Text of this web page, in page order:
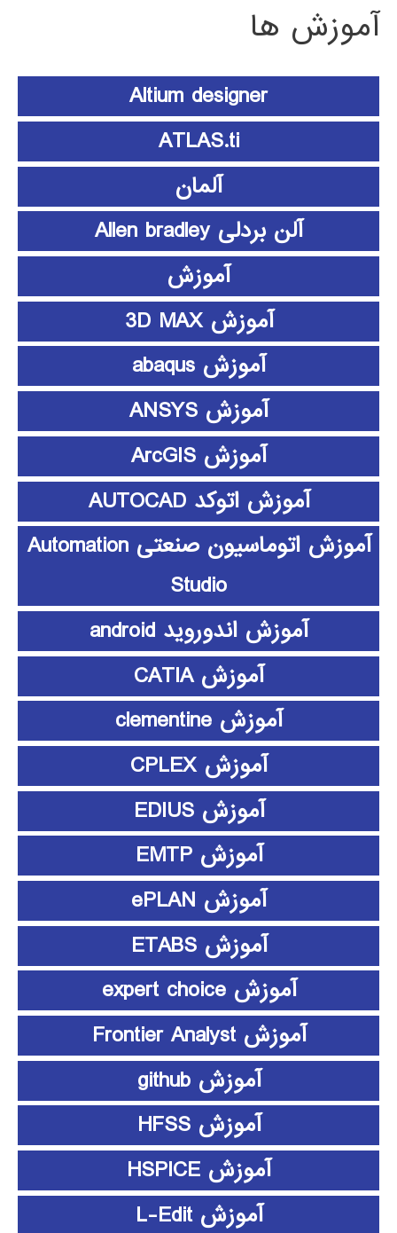
آموزش ها
Altium designer
ATLAS.ti
آلمان
آلن بردلی Allen bradley
آموزش
آموزش 3D MAX
آموزش abaqus
آموزش ANSYS
آموزش ArcGIS
آموزش اتوکد AUTOCAD
آموزش اتوماسیون صنعتی Automation
Studio
آموزش اندوروید android
آموزش CATIA
آموزش clementine
آموزش CPLEX
آموزش EDIUS
آموزش EMTP
آموزش ePLAN
آموزش ETABS
آموزش expert choice
آموزش Frontier Analyst
آموزش github
آموزش HFSS
آموزش HSPICE
آموزش L-Edit